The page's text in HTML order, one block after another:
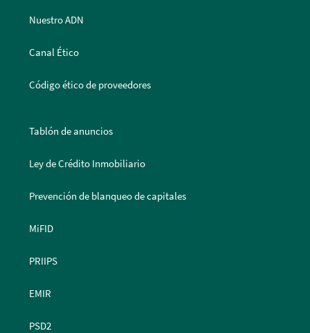
Nuestro ADN
Canal Ético
Código ético de proveedores
Tablón de anuncios
Ley de Crédito Inmobiliario
Prevención de blanqueo de capitales
MiFID
PRIIPS
EMIR
PSD2